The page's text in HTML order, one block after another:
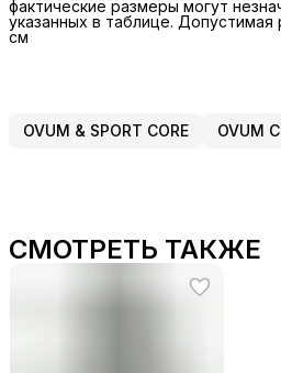
фактические размеры могут
указанных в таблице. Допустимая
см
OVUM & SPORT CORE OVUM
СМОТРЕТЬ ТАКЖЕ